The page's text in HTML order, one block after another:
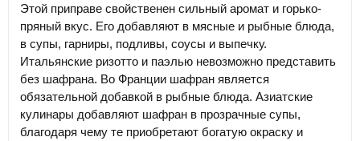
Этой приправе свойственен сильный аромат и горько-
пряный вкус. Его добавляют в мясные и рыбные блюда,
в супы, гарниры, подливы, соусы и выпечку.
Итальянские ризотто и паэлью невозможно представить
без шафрана. Во Франции шафран является
обязательной добавкой в рыбные блюда. Азиатские
кулинары добавляют шафран в прозрачные супы,
благодаря чему те приобретают богатую окраску и